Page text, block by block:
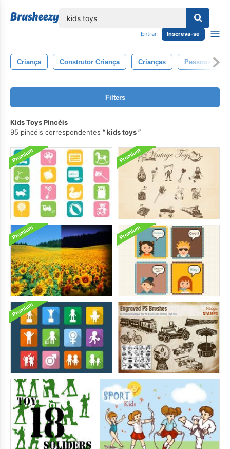
Entrar Inscreva-se
Criança Construtor Criança Crianças Pessoas
Filters
Kids Toys Pincéis
95 pincéis correspondentes
kids toys